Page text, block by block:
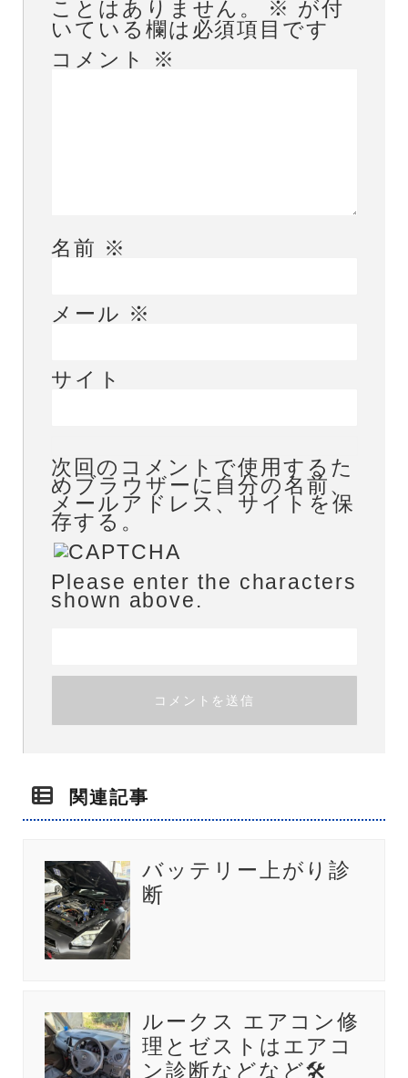
ことはありません。 ※ が付
いている欄は必須項目です
コメント
※
名前 ※
メール ※
サイト
次回のコメントで使用するた
めブラウザーに自分の名前、
メールアドレス、サイトを保
存する。
Please enter the characters
shown above.
関連記事
バッテリー上がり診
断
ルークス エアコン修
理とゼストはエアコ
ン診断などなど🛠️